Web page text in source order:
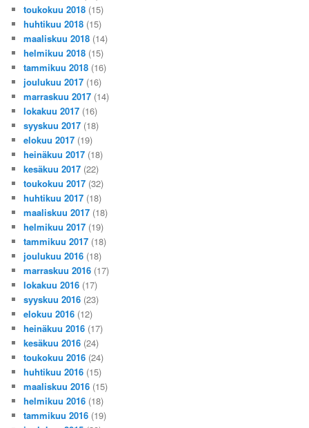
toukokuu 2018 (15)
huhtikuu 2018 (15)
maaliskuu 2018 (14)
helmikuu 2018 (15)
tammikuu 2018 (16)
joulukuu 2017 (16)
marraskuu 2017 (14)
lokakuu 2017 (16)
syyskuu 2017 (18)
elokuu 2017 (19)
heinäkuu 2017 (18)
kesäkuu 2017 (22)
toukokuu 2017 (32)
huhtikuu 2017 (18)
maaliskuu 2017 (18)
helmikuu 2017 (19)
tammikuu 2017 (18)
joulukuu 2016 (18)
marraskuu 2016 (17)
lokakuu 2016 (17)
syyskuu 2016 (23)
elokuu 2016 (12)
heinäkuu 2016 (17)
kesäkuu 2016 (24)
toukokuu 2016 (24)
huhtikuu 2016 (15)
maaliskuu 2016 (15)
helmikuu 2016 (18)
tammikuu 2016 (19)